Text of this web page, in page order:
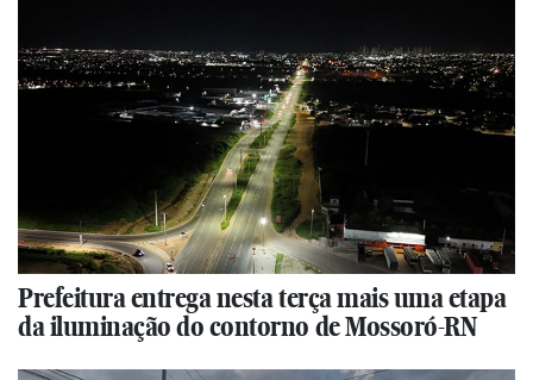
Prefeitura entrega nesta terça mais uma etapa
da iluminação do contorno de Mossoró-RN